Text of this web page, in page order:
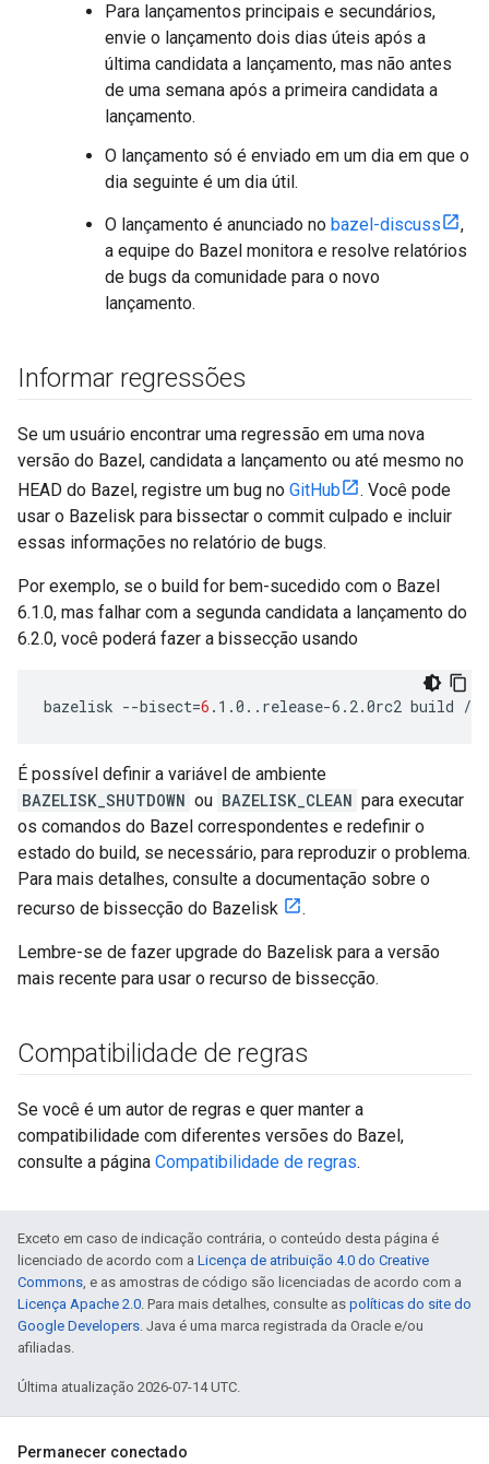
Para lançamentos principais e secundários,
envie o lançamento dois dias úteis após a
última candidata a lançamento, mas não antes
de uma semana após a primeira candidata a
lançamento.
O lançamento só é enviado em um dia em que o
dia seguinte é um dia útil.
O lançamento é anunciado no bazel-discuss
,
a equipe do Bazel monitora e resolve relatórios
de bugs da comunidade para o novo
lançamento.
Informar regressões
Se um usuário encontrar uma regressão em uma nova
versão do Bazel, candidata a lançamento ou até mesmo no
HEAD do Bazel, registre um bug no GitHub
. Você pode
usar o Bazelisk para bissectar o commit culpado e incluir
essas informações no relatório de bugs.
Por exemplo, se o build for bem-sucedido com o Bazel
6.1.0, mas falhar com a segunda candidata a lançamento do
6.2.0, você poderá fazer a bissecção usando
bazelisk --bisect=6 .1.0..release-6.2.0rc2 build
É possível definir a variável de ambiente
BAZELISK_SHUTDOWN ou BAZELISK_CLEAN para executar
os comandos do Bazel correspondentes e redefinir o
estado do build, se necessário, para reproduzir o problema.
Para mais detalhes, consulte a documentação sobre o
recurso de bissecção do Bazelisk
.
Lembre-se de fazer upgrade do Bazelisk para a versão
mais recente para usar o recurso de bissecção.
Compatibilidade de regras
Se você é um autor de regras e quer manter a
compatibilidade com diferentes versões do Bazel,
consulte a página Compatibilidade de regras.
Exceto em caso de indicação contrária, o conteúdo desta página é
licenciado de acordo com a Licença de atribuição 4.0 do Creative
Commons, e as amostras de código são licenciadas de acordo com a
Licença Apache 2.0. Para mais detalhes, consulte as políticas do site do
Google Developers. Java é uma marca registrada da Oracle e/ou
afiliadas.
Última atualização 2026-07-14 UTC.
Permanecer conectado